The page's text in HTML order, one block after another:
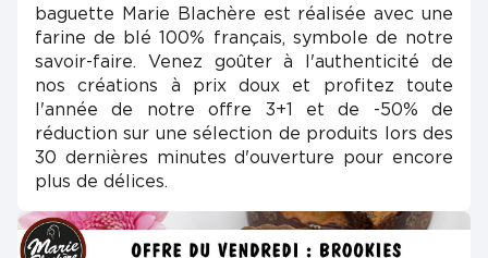
baguette Marie Blachère est réalisée avec une
farine de blé 100% français, symbole de notre
savoir-faire. Venez goûter à l'authenticité de
nos créations à prix doux et profitez toute
l'année de notre offre 3+1 et de -50% de
réduction sur une sélection de produits lors des
30 dernières minutes d'ouverture pour encore
plus de délices.